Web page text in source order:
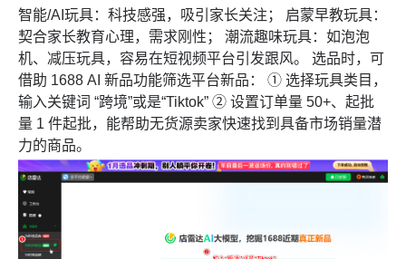
智能/AI玩具：科技感强，吸引家长关注； 启蒙早教玩具：
契合家长教育心理，需求刚性； 潮流趣味玩具：如泡泡
机、减压玩具，容易在短视频平台引发跟风。 选品时，可
借助 1688 AI 新品功能筛选平台新品： ① 选择玩具类目，
输入关键词 “跨境”或是“Tiktok” ② 设置订单量 50+、起批
量 1 件起批，能帮助无货源卖家快速找到具备市场销量潜
力的商品。